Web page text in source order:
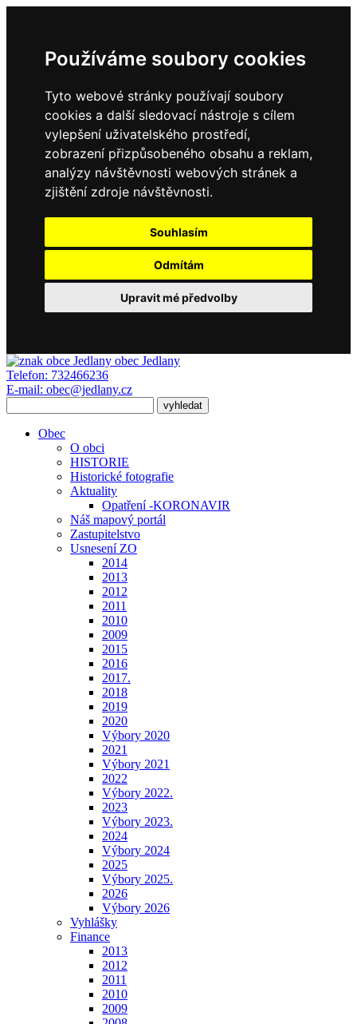
Používáme soubory cookies
Tyto webové stránky používají soubory
cookies a další sledovací nástroje s cílem
vylepšení uživatelského prostředí,
zobrazení přizpůsobeného obsahu a reklam,
analýzy návštěvnosti webových stránek a
zjištění zdroje návštěvnosti.
Souhlasím
Odmítám
Upravit mé předvolby
obec Jedlany
Telefon: 732466236
E-mail: obec@jedlany.cz
Obec
O obci
HISTORIE
Historické fotografie
Aktuality
Opatření -KORONAVIR
Náš mapový portál
Zastupitelstvo
Usnesení ZO
2014
2013
2012
2011
2010
2009
2015
2016
2017.
2018
2019
2020
Výbory 2020
2021
Výbory 2021
2022
Výbory 2022.
2023
Výbory 2023.
2024
Výbory 2024
2025
Výbory 2025.
2026
Výbory 2026
Vyhlášky
Finance
2013
2012
2011
2010
2009